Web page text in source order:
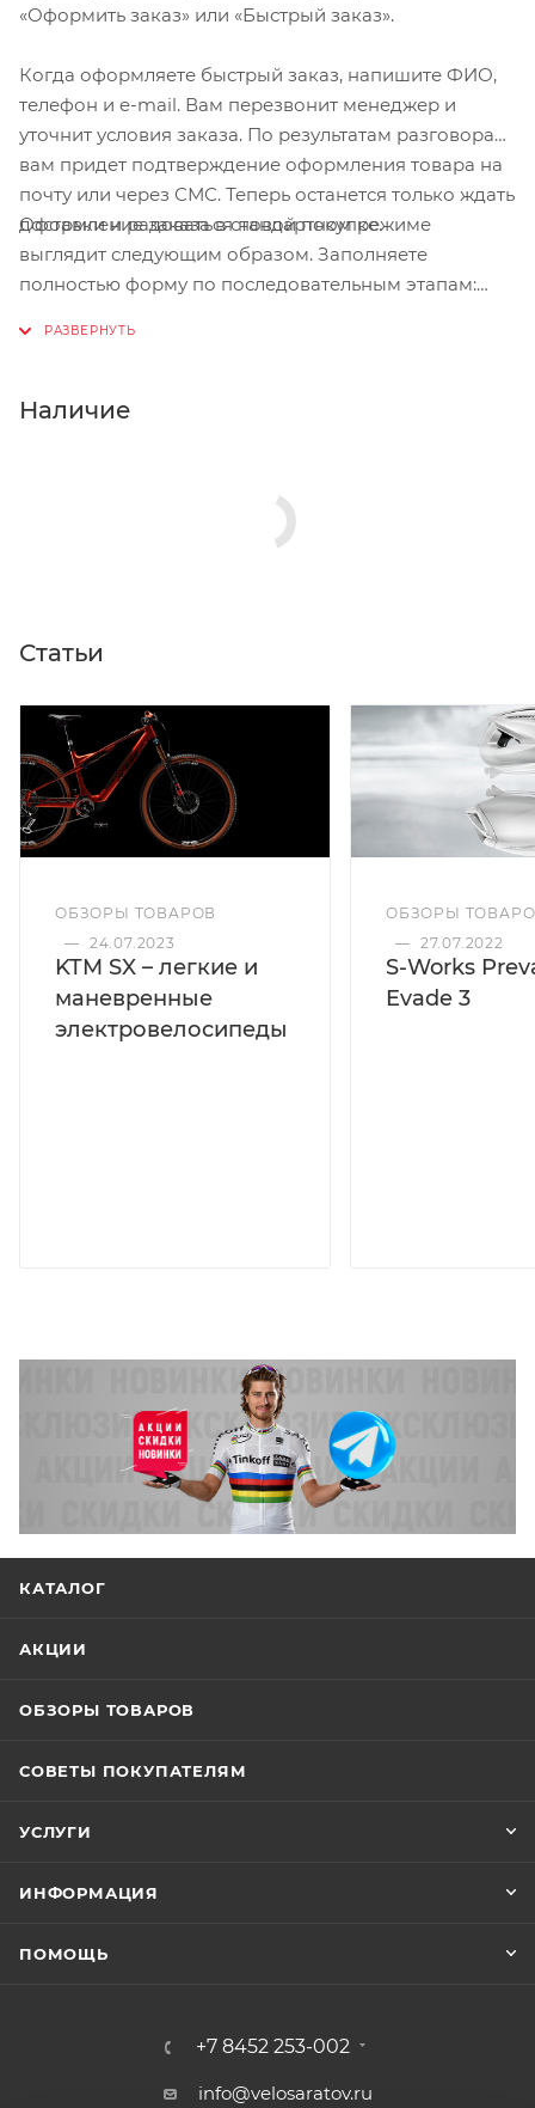
«Оформить заказ» или «Быстрый заказ».
Когда оформляете быстрый заказ, напишите ФИО,
телефон и e-mail. Вам перезвонит менеджер и
уточнит условия заказа. По результатам разговора
вам придет подтверждение оформления товара на
почту или через СМС. Теперь останется только ждать
доставки и радоваться новой покупке.
Оформление заказа в стандартном режиме
выглядит следующим образом. Заполняете
полностью форму по последовательным этапам:
Нажмите кнопку «Оформить заказ».
Наличие
Статьи
ОБЗОРЫ ТОВАРОВ
— 24.07.2023
KTM SX – легкие и
маневренные
электровелосипеды
ОБЗОРЫ
— 27.07.2022
S-Works
Evade 3
КАТАЛОГ
АКЦИИ
ОБЗОРЫ ТОВАРОВ
СОВЕТЫ ПОКУПАТЕЛЯМ
УСЛУГИ
ИНФОРМАЦИЯ
ПОМОЩЬ
+7 8452 253-002
info@velosaratov.ru